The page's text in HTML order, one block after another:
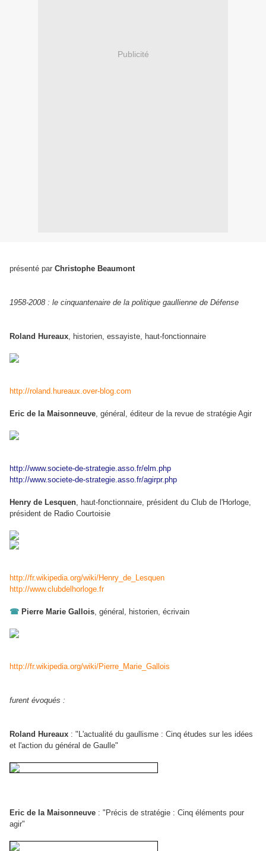
Publicité
présenté par Christophe Beaumont
1958-2008 : le cinquantenaire de la politique gaullienne de Défense
Roland Hureaux, historien, essayiste, haut-fonctionnaire
http://roland.hureaux.over-blog.com
Eric de la Maisonneuve, général, éditeur de la revue de stratégie Agir
http://www.societe-de-strategie.asso.fr/elm.php
http://www.societe-de-strategie.asso.fr/agirpr.php
Henry de Lesquen, haut-fonctionnaire, président du Club de l'Horloge,
président de Radio Courtoisie
http://fr.wikipedia.org/wiki/Henry_de_Lesquen
http://www.clubdelhorloge.fr
☎ Pierre Marie Gallois, général, historien, écrivain
http://fr.wikipedia.org/wiki/Pierre_Marie_Gallois
furent évoqués :
Roland Hureaux : "L'actualité du gaullisme : Cinq études sur les idées
et l'action du général de Gaulle"
Eric de la Maisonneuve : "Précis de stratégie : Cinq éléments pour
agir"